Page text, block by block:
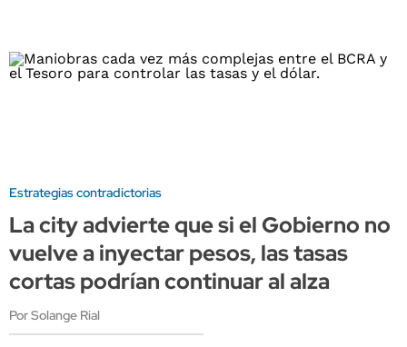
Estrategias contradictorias
La city advierte que si el Gobierno no
vuelve a inyectar pesos, las tasas
cortas podrían continuar al alza
Por Solange Rial